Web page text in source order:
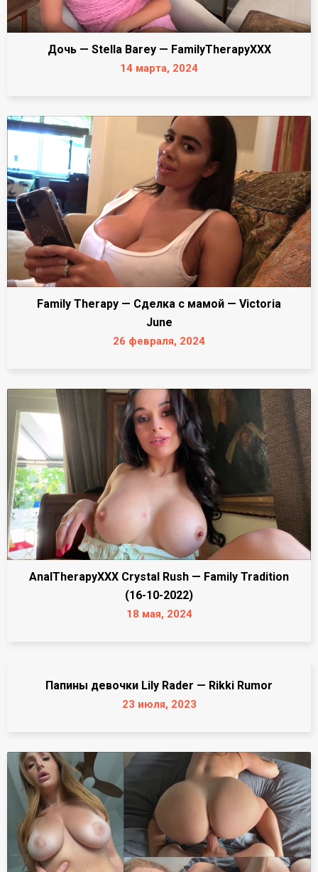
Дочь — Stella Barey — FamilyTherapyXXX
14 марта, 2024
Family Therapy — Сделка с мамой — Victoria
June
26 февраля, 2024
AnalTherapyXXX Crystal Rush — Family Tradition
(16-10-2022)
18 мая, 2024
Папины девочки Lily Rader — Rikki Rumor
23 июля, 2023